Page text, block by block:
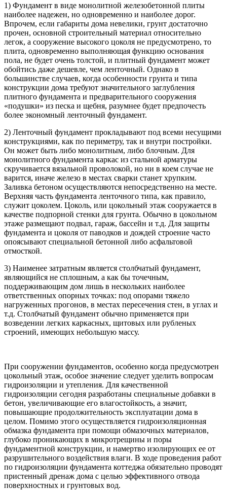
1) Фундамент в виде монолитной железобетонной плиты
наиболее надежен, но одновременно и наиболее дорог.
Впрочем, если габариты дома невелики, грунт достаточно
прочен, основной строительный материал относительно
легок, а сооружение высокого цоколя не предусмотрено, то
плита, одновременно выполняющая функцию основания
пола, не будет очень толстой, и плитный фундамент может
обойтись даже дешевле, чем ленточный. Однако в
большинстве случаев, когда особенности грунта и типа
конструкции дома требуют значительного заглубления
плитного фундамента и предварительного сооружения
«подушки» из песка и щебня, разумнее будет предпочесть
более экономный ленточный фундамент.
2) Ленточный фундамент прокладывают под всеми несущими
конструкциями, как по периметру, так и внутри постройки.
Он может быть либо монолитным, либо блочным. Для
монолитного фундамента каркас из стальной арматуры
скручивается вязальной проволокой, но ни в коем случае не
варится, иначе железо в местах сварки станет хрупким.
Заливка бетоном осуществляются непосредственно на месте.
Верхняя часть фундамента ленточного типа, как правило,
служит цоколем. Цоколь, или цокольный этаж сооружается в
качестве подпорной стенки для грунта. Обычно в цокольном
этаже размещают подвал, гараж, бассейн и т.д. Для защиты
фундамента и цоколя от паводков и дождей строение часто
опоясывают специальной бетонной либо асфальтовой
отмосткой.
3) Наименее затратным является столбчатый фундамент,
являющийся не сплошным, а как бы точечным,
поддерживающим дом лишь в нескольких наиболее
ответственных опорных точках: под опорами тяжело
нагруженных прогонов, в местах пересечения стен, в углах и
т.д. Столбчатый фундамент обычно применяется при
возведении легких каркасных, щитовых или рубленых
строений, имеющих небольшую массу.
При сооружении фундаментов, особенно когда предусмотрен
цокольный этаж, особое значение следует уделить вопросам
гидроизоляции и утепления. Для качественной
гидроизоляции сегодня разработаны специальные добавки в
бетон, увеличивающие его влагостойкость, а значит,
повышающие продолжительность эксплуатации дома в
целом. Помимо этого осуществляется гидроизоляционная
обмазка фундамента при помощи обмазочных материалов,
глубоко проникающих в микротрещины и поры
фундаментной конструкции, и намертво изолирующих ее от
разрушительного воздействия влаги. В ходе проведения работ
по гидроизоляции фундамента коттеджа обязательно проводят
пристенный дренаж дома с целью эффективного отвода
поверхностных и грунтовых вод.